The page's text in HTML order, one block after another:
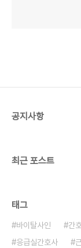
공지사항
최근 포스트
태그
바이탈사인 간
응급실간호사